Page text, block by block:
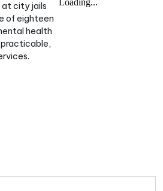
at city jails
of eighteen
health